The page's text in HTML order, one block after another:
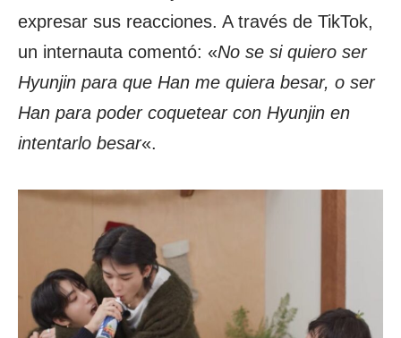
expresar sus reacciones. A través de TikTok,
un internauta comentó: «No se si quiero ser
Hyunjin para que Han me quiera besar, o ser
Han para poder coquetear con Hyunjin en
intentarlo besar«.